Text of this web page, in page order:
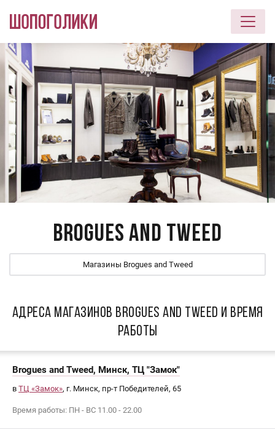
Перейти к основному содержанию
Brogues and Tweed
Магазины Brogues and Tweed
АДРЕСА МАГАЗИНОВ Brogues and Tweed И ВРЕМЯ
РАБОТЫ
Brogues and Tweed, Минск, ТЦ "Замок"
в ТЦ «Замок», г. Минск, пр-т Победителей, 65
Время работы: ПН - ВС 11.00 - 22.00